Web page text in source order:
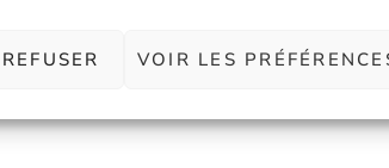
REFUSER VOIR LES